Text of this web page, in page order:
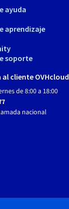
ayuda
aprendizaje
soporte
cliente OVHcloud
de 8:00 a 18:00
nacional